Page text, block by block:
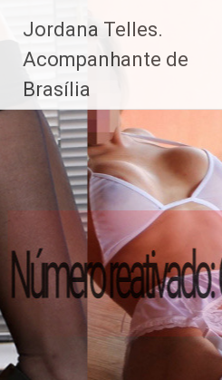
paraJordana Telles.
Acompanhante de
Brasília